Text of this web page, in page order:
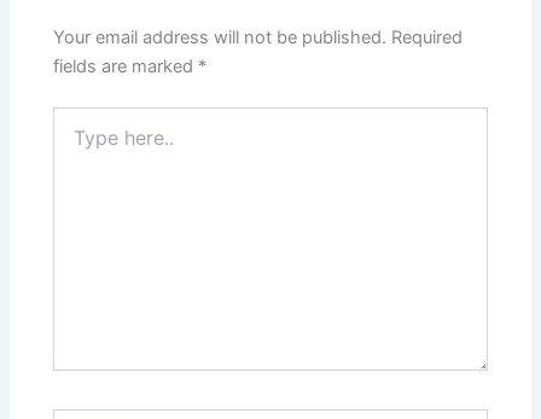
Your email address will not be published. Required
fields are marked *
here..